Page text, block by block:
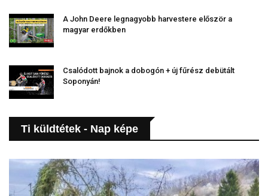
A John Deere legnagyobb harvestere először a
magyar erdőkben
Csalódott bajnok a dobogón + új fűrész debütált
Soponyán!
Ti küldtétek - Nap képe